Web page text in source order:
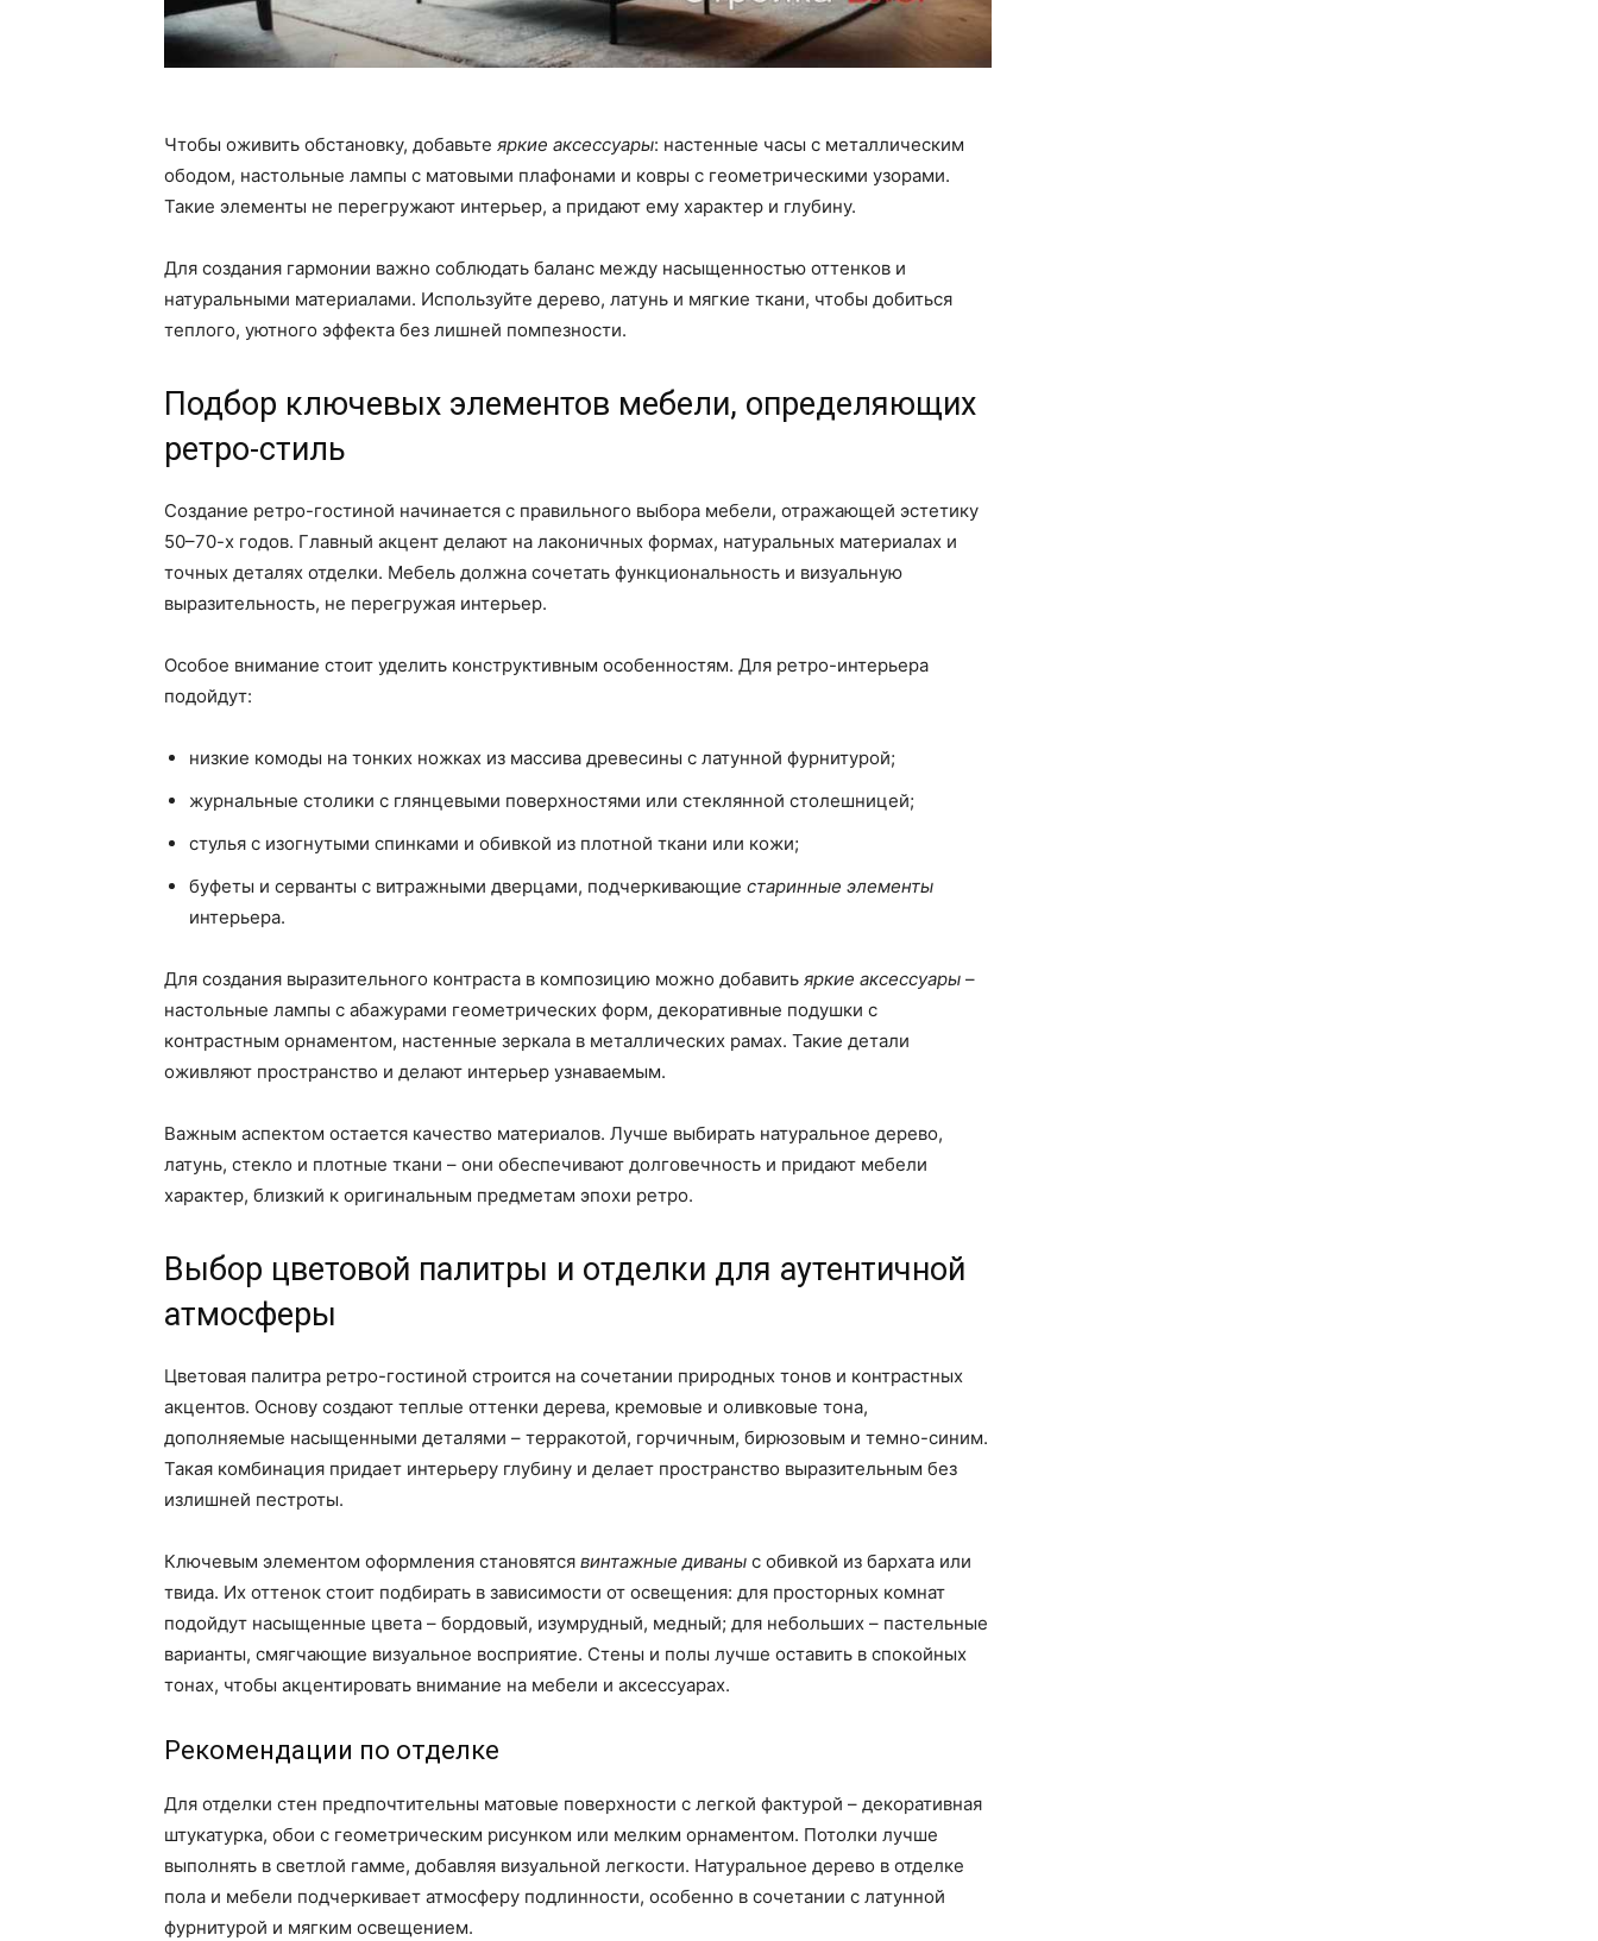
Чтобы оживить обстановку, добавьте яркие аксессуары: настенные часы с металлическим
ободом, настольные лампы с матовыми плафонами и ковры с геометрическими узорами.
Такие элементы не перегружают интерьер, а придают ему характер и глубину.
Для создания гармонии важно соблюдать баланс между насыщенностью оттенков и
натуральными материалами. Используйте дерево, латунь и мягкие ткани, чтобы добиться
теплого, уютного эффекта без лишней помпезности.
Подбор ключевых элементов мебели, определяющих
ретро-стиль
Создание ретро-гостиной начинается с правильного выбора мебели, отражающей эстетику
50–70-х годов. Главный акцент делают на лаконичных формах, натуральных материалах и
точных деталях отделки. Мебель должна сочетать функциональность и визуальную
выразительность, не перегружая интерьер.
Особое внимание стоит уделить конструктивным особенностям. Для ретро-интерьера
подойдут:
низкие комоды на тонких ножках из массива древесины с латунной фурнитурой;
журнальные столики с глянцевыми поверхностями или стеклянной столешницей;
стулья с изогнутыми спинками и обивкой из плотной ткани или кожи;
буфеты и серванты с витражными дверцами, подчеркивающие старинные элементы
интерьера.
Для создания выразительного контраста в композицию можно добавить яркие аксессуары –
настольные лампы с абажурами геометрических форм, декоративные подушки с
контрастным орнаментом, настенные зеркала в металлических рамах. Такие детали
оживляют пространство и делают интерьер узнаваемым.
Важным аспектом остается качество материалов. Лучше выбирать натуральное дерево,
латунь, стекло и плотные ткани – они обеспечивают долговечность и придают мебели
характер, близкий к оригинальным предметам эпохи ретро.
Выбор цветовой палитры и отделки для аутентичной
атмосферы
Цветовая палитра ретро-гостиной строится на сочетании природных тонов и контрастных
акцентов. Основу создают теплые оттенки дерева, кремовые и оливковые тона,
дополняемые насыщенными деталями – терракотой, горчичным, бирюзовым и темно-синим.
Такая комбинация придает интерьеру глубину и делает пространство выразительным без
излишней пестроты.
Ключевым элементом оформления становятся винтажные диваны с обивкой из бархата или
твида. Их оттенок стоит подбирать в зависимости от освещения: для просторных комнат
подойдут насыщенные цвета – бордовый, изумрудный, медный; для небольших – пастельные
варианты, смягчающие визуальное восприятие. Стены и полы лучше оставить в спокойных
тонах, чтобы акцентировать внимание на мебели и аксессуарах.
Рекомендации по отделке
Для отделки стен предпочтительны матовые поверхности с легкой фактурой – декоративная
штукатурка, обои с геометрическим рисунком или мелким орнаментом. Потолки лучше
выполнять в светлой гамме, добавляя визуальной легкости. Натуральное дерево в отделке
пола и мебели подчеркивает атмосферу подлинности, особенно в сочетании с латунной
фурнитурой и мягким освещением.